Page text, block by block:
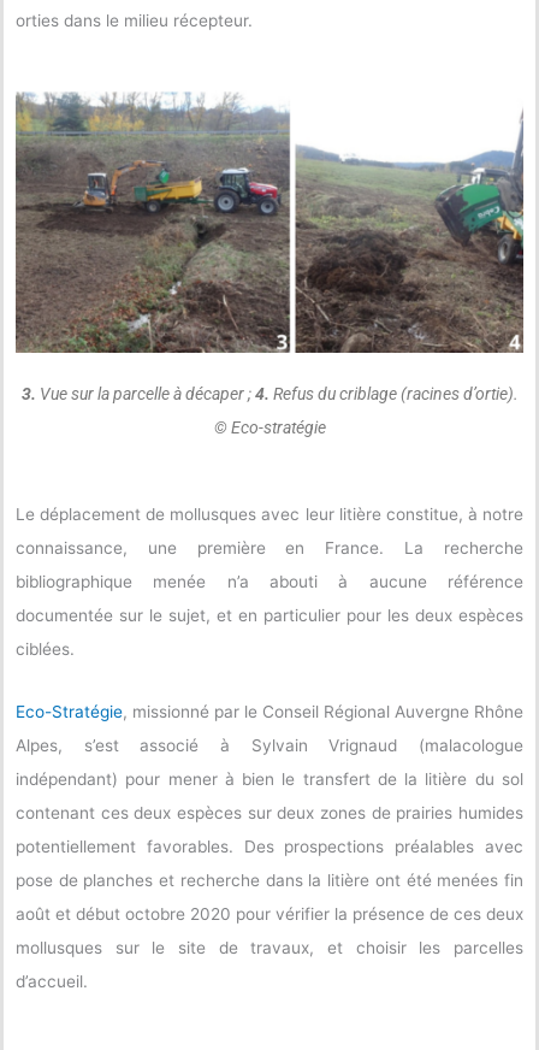
orties dans le milieu récepteur.
3. Vue sur la parcelle à décaper ;4. Refus du criblage (racines d’ortie).
© Eco-stratégie
Le déplacement de mollusques avec leur litière constitue, à notre
connaissance, une première en France. La recherche
bibliographique menée n’a abouti à aucune référence
documentée sur le sujet, et en particulier pour les deux espèces
ciblées.
Eco-Stratégie, missionné par le Conseil Régional Auvergne Rhône
Alpes, s’est associé à Sylvain Vrignaud (malacologue
indépendant) pour mener à bien le transfert de la litière du sol
contenant ces deux espèces sur deux zones de prairies humides
potentiellement favorables. Des prospections préalables avec
pose de planches et recherche dans la litière ont été menées fin
août et début octobre 2020 pour vérifier la présence de ces deux
mollusques sur le site de travaux, et choisir les parcelles
d’accueil.